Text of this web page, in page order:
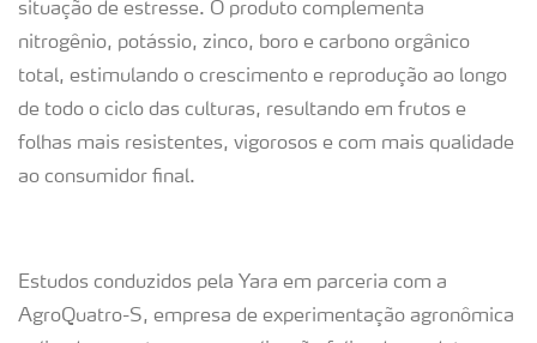
situação de estresse. O produto complementa
nitrogênio, potássio, zinco, boro e carbono orgânico
total, estimulando o crescimento e reprodução ao longo
de todo o ciclo das culturas, resultando em frutos e
folhas mais resistentes, vigorosos e com mais qualidade
ao consumidor final.
Estudos conduzidos pela Yara em parceria com a
AgroQuatro-S, empresa de experimentação agronômica